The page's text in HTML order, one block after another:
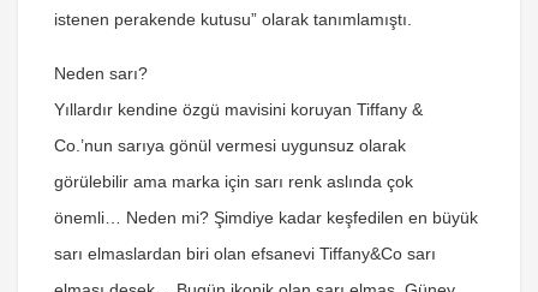
istenen perakende kutusu” olarak tanımlamıştı.
Neden sarı?
Yıllardır kendine özgü mavisini koruyan Tiffany &
Co.’nun sarıya gönül vermesi uygunsuz olarak
görülebilir ama marka için sarı renk aslında çok
önemli… Neden mi? Şimdiye kadar keşfedilen en büyük
sarı elmaslardan biri olan efsanevi Tiffany&Co sarı